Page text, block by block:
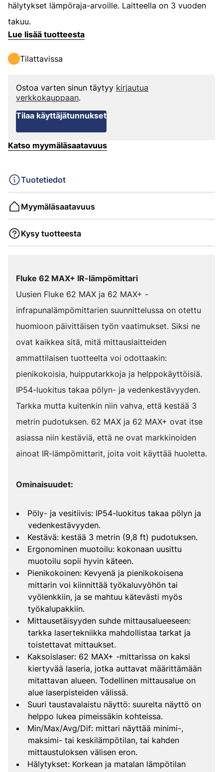
hälytykset lämpöraja-arvoille. Laitteella on 3 vuoden
takuu.
Lue lisää tuotteesta
Tilattavissa
Ostoa varten sinun täytyy kirjautua
verkkokauppaan.
Tilaa käyttäjätunnukset
Katso myymäläsaatavuus
Tuotetiedot
Myymäläsaatavuus
Kysy tuotteesta
Fluke 62 MAX+ IR-lämpömittari
Uusien Fluke 62 MAX ja 62 MAX+ -
infrapunalämpömittarien suunnittelussa on otettu
huomioon päivittäisen työn vaatimukset. Siksi ne
ovat kaikkea sitä, mitä mittauslaitteiden
ammattilaisen tuotteelta voi odottaakin:
pienikokoisia, huipputarkkoja ja helppokäyttöisiä.
IP54-luokitus takaa pölyn- ja vedenkestävyyden.
Tarkka mutta kuitenkin niin vahva, että kestää 3
metrin pudotuksen. 62 MAX ja 62 MAX+ ovat itse
asiassa niin kestäviä, että ne ovat markkinoiden
ainoat IR-lämpömittarit, joita voit käyttää huoletta.
Ominaisuudet:
Pöly- ja vesitiivis: IP54-luokitus takaa pölyn ja
vedenkestävyyden.
Kestävä: kestää 3 metrin (9,8 ft) pudotuksen.
Ergonominen muotoilu: kokonaan uusittu
muotoilu sopii hyvin käteen.
Pienikokoinen: Kevyenä ja pienikokoisena
mittarin voi kiinnittää työkaluvyöhön tai
vyölenkkiin, ja se mahtuu kätevästi myös
työkalupakkiin.
Mittausetäisyyden suhde mittausalueeseen:
tarkka lasertekniikka mahdollistaa tarkat ja
toistettavat mittaukset.
Kaksoislaser: 62 MAX+ -mittarissa on kaksi
kiertyvää laseria, jotka auttavat määrittämään
mitattavan alueen. Todellinen mittausalue on
alue laserpisteiden välissä.
Suuri taustavalaistu näyttö: suurelta näyttö on
helppo lukea pimeissäkin kohteissa.
Min/Max/Avg/Dif: mittari näyttää minimi-,
maksimi- tai keskilämpötilan, tai kahden
mittaustuloksen välisen eron.
Hälytykset: Korkean ja matalan lämpötilan